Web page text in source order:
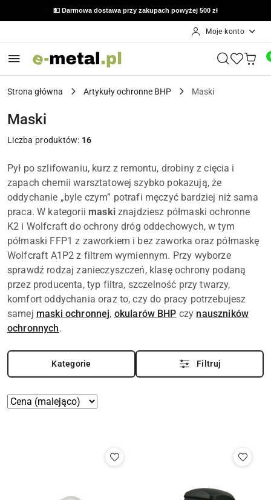
💵 Darmowa dostawa przy zakupach powyżej 500 zł
🔙 Możliwość zwrotu do 14 dni od otrzymania zamówienia
Moje konto
Strona główna Artykuły ochronne BHP Maski
Maski
Liczba produktów: 16
Pył po szlifowaniu, kurz z remontu, drobiny z cięcia i
zapach chemii warsztatowej szybko pokazują, że
oddychanie „byle czym” potrafi męczyć bardziej niż sama
praca. W kategorii maskiznajdziesz półmaski ochronne
K2 i Wolfcraft do ochrony dróg oddechowych, w tym
półmaski FFP1 z zaworkiem i bez zaworka oraz półmaskę
Wolfcraft A1P2 z filtrem wymiennym. Przy wyborze
sprawdź rodzaj zanieczyszczeń, klasę ochrony podaną
przez producenta, typ filtra, szczelność przy twarzy,
komfort oddychania oraz to, czy do pracy potrzebujesz
samej maski ochronnej, okularów BHP czy nauszników
ochronnych.
Kategorie Filtruj
Zastosowano
Sortuj